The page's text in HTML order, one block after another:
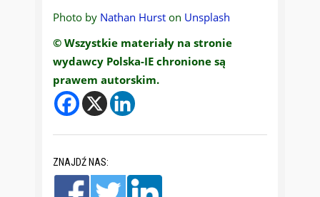
Photo by Nathan Hurst on Unsplash
© Wszystkie materiały na stronie
wydawcy Polska-IE chronione są
prawem autorskim.
ZNAJDŹ NAS: